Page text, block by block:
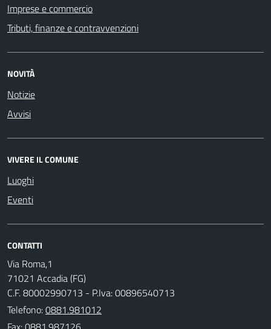
Imprese e commercio
Tributi, finanze e contravvenzioni
NOVITÀ
Notizie
Avvisi
VIVERE IL COMUNE
Luoghi
Eventi
CONTATTI
Via Roma,1
71021 Accadia (FG)
C.F. 80002990713 - P.Iva: 00896540713
Telefono:0881.981012